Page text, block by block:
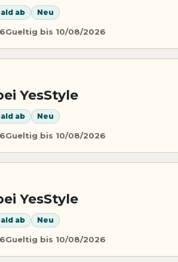
ab Neu
Gueltig bis 10/08/2026
YesStyle
ab Neu
Gueltig bis 10/08/2026
YesStyle
ab Neu
Gueltig bis 10/08/2026